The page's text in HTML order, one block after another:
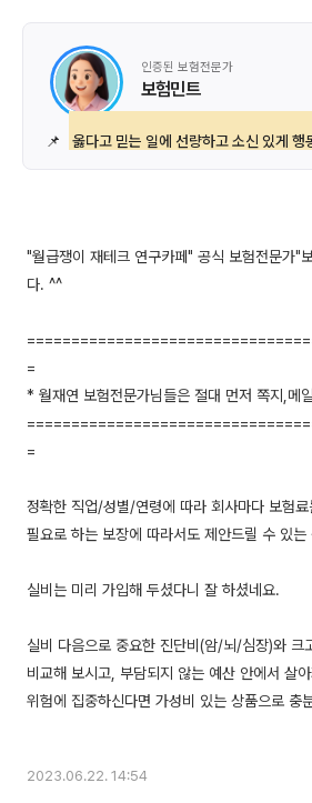
인증된 보험전문가
보험민트
📌 옳다고 믿는 일에 선량하고 소신 있게 행
"월급쟁이 재테크 연구카페" 공식 보험전문가"
다. ^^
=
* 월재연 보험전문가님들은 절대 먼저 쪽지,메
=
정확한 직업/성별/연령에 따라 회사마다 보험
필요로 하는 보장에 따라서도 제안드릴 수 있
실비는 미리 가입해 두셨다니 잘 하셨네요.
실비 다음으로 중요한 진단비(암/뇌/심장)와 크
비교해 보시고, 부담되지 않는 예산 안에서 살
위험에 집중하신다면 가성비 있는 상품으로 충
2023.06.22. 14:54